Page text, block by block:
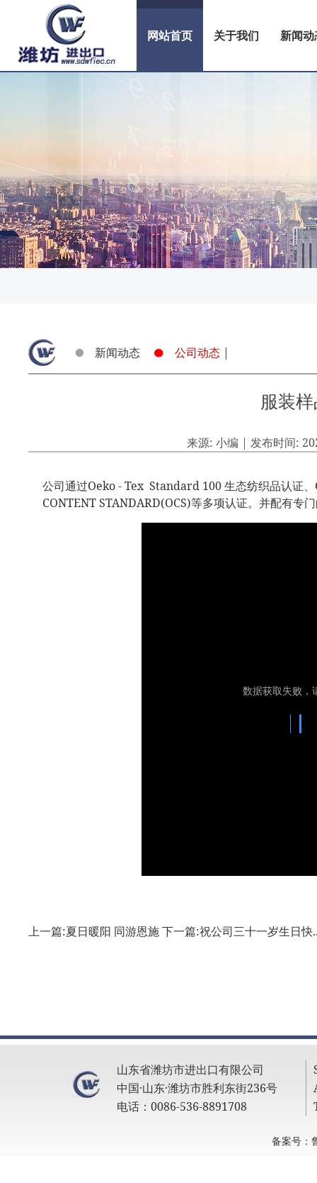
网站首页 关于我们 新闻动
新闻动态 公司动态 |
服装
来源: 小编 | 发布时间:
公司通过Oeko - Tex Standard 100 生态纺织品认证、
CONTENT STANDARD(OCS)等多项认证。并配有专
上一篇:夏日暖阳 同游恩施下一篇:祝公司三十一岁生日快
山东省潍坊市进出口有限公司
中国·山东·潍坊市胜利东街236号
电话：0086-536-8891708
备案号：